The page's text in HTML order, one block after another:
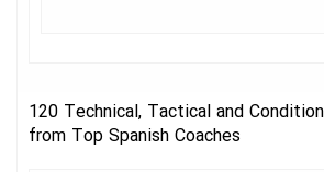
120 Technical, Tactical and
from Top Spanish Coaches